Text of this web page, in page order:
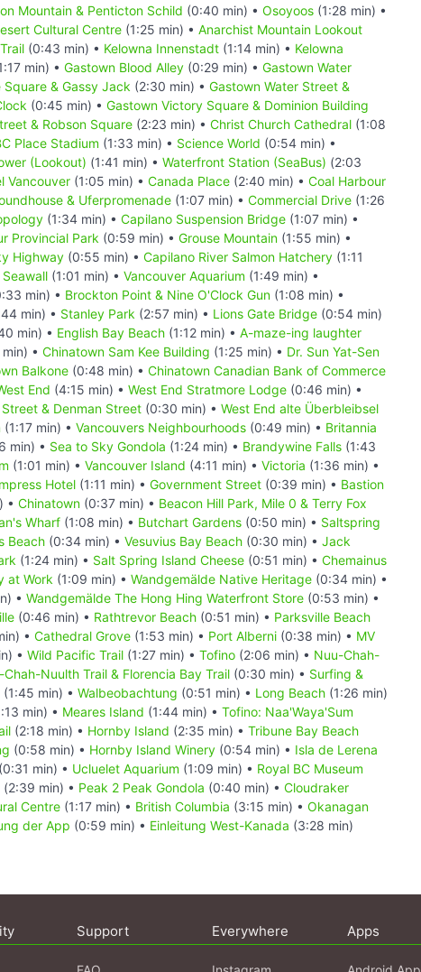
Mountain & Penticton Schild (0:40 min) • Osoyoos (1:28 min) •
Cultural Centre (1:25 min) • Anarchist Mountain Lookout
(0:43 min) • Kelowna Innenstadt (1:14 min) • Kelowna
min) • Gastown Blood Alley (0:29 min) • Gastown Water
& Gassy Jack (2:30 min) • Gastown Water Street &
(0:45 min) • Gastown Victory Square & Dominion Building
& Robson Square (2:23 min) • Christ Church Cathedral (1:08
Place Stadium (1:33 min) • Science World (0:54 min) •
(Lookout) (1:41 min) • Waterfront Station (SeaBus) (2:03
Vancouver (1:05 min) • Canada Place (2:40 min) • Coal Harbour
& Uferpromenade (1:07 min) • Commercial Drive (1:26
(1:34 min) • Capilano Suspension Bridge (1:07 min) •
Provincial Park (0:59 min) • Grouse Mountain (1:55 min) •
Highway (0:55 min) • Capilano River Salmon Hatchery (1:11
(1:01 min) • Vancouver Aquarium (1:49 min) •
min) • Brockton Point & Nine O'Clock Gun (1:08 min) •
min) • Stanley Park (2:57 min) • Lions Gate Bridge (0:54 min)
min) • English Bay Beach (1:12 min) • A-maze-ing laughter
• Chinatown Sam Kee Building (1:25 min) • Dr. Sun Yat-Sen
Balkone (0:48 min) • Chinatown Canadian Bank of Commerce
End (4:15 min) • West End Stratmore Lodge (0:46 min) •
Street & Denman Street (0:30 min) • West End alte Überbleibsel
(1:17 min) • Vancouvers Neighbourhoods (0:49 min) • Britannia
min) • Sea to Sky Gondola (1:24 min) • Brandywine Falls (1:43
(1:01 min) • Vancouver Island (4:11 min) • Victoria (1:36 min) •
Hotel (1:11 min) • Government Street (0:39 min) • Bastion
• Chinatown (0:37 min) • Beacon Hill Park, Mile 0 & Terry Fox
Wharf (1:08 min) • Butchart Gardens (0:50 min) • Saltspring
Beach (0:34 min) • Vesuvius Bay Beach (0:30 min) • Jack
(1:24 min) • Salt Spring Island Cheese (0:51 min) • Chemainus
at Work (1:09 min) • Wandgemälde Native Heritage (0:34 min) •
• Wandgemälde The Hong Hing Waterfront Store (0:53 min) •
(0:46 min) • Rathtrevor Beach (0:51 min) • Parksville Beach
• Cathedral Grove (1:53 min) • Port Alberni (0:38 min) • MV
• Wild Pacific Trail (1:27 min) • Tofino (2:06 min) • Nuu-Chah-
Chah-Nuulth Trail & Florencia Bay Trail (0:30 min) • Surfing &
(1:45 min) • Walbeobachtung (0:51 min) • Long Beach (1:26 min)
min) • Meares Island (1:44 min) • Tofino: Naa'Waya'Sum
(2:18 min) • Hornby Island (2:35 min) • Tribune Bay Beach
(0:58 min) • Hornby Island Winery (0:54 min) • Isla de Lerena
(0:31 min) • Ucluelet Aquarium (1:09 min) • Royal BC Museum
(2:39 min) • Peak 2 Peak Gondola (0:40 min) • Cloudraker
Centre (1:17 min) • British Columbia (3:15 min) • Okanagan
der App (0:59 min) • Einleitung West-Kanada (3:28 min)
Support Everywhere Apps